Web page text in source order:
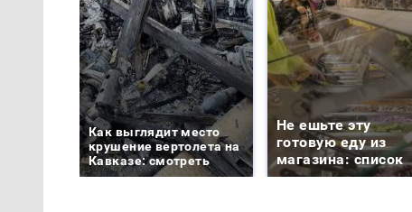
Как выглядит место
крушение вертолета на
Кавказе: смотреть
Не ешьте эту
готовую еду из
магазина: список